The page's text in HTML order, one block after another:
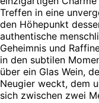
Treffen in eine
den Höhepunkt
authentische
Geheimnis und
in den subtilen
über ein Glas Wein,
Neugier weckt, dem
sich zwischen zwei